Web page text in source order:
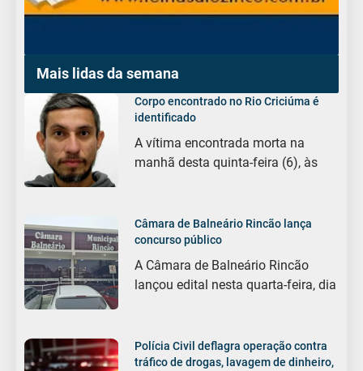
Mais lidas da semana
Corpo encontrado no Rio Criciúma é
identificado
A vítima encontrada morta na
manhã desta quinta-feira (6), às
Câmara de Balneário Rincão lança
concurso público
A Câmara de Balneário Rincão
lançou edital nesta quarta-feira, dia
Polícia Civil deflagra operação contra
tráfico de drogas, lavagem de dinheiro,